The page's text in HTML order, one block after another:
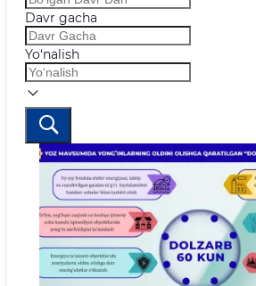
Davr gacha
Yo‘nalish